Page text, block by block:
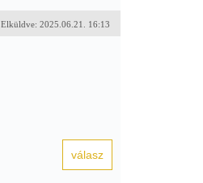
Elküldve: 2025.06.21. 16:13